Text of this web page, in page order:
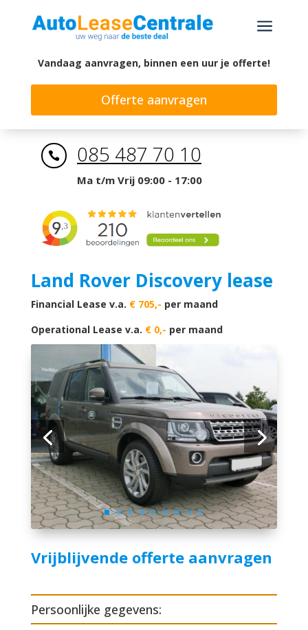
a
Vandaag aanvragen, binnen een uur je offerte!
Offerte aanvragen
 085 487 70 10
Ma t/m Vrij 09:00 - 17:00
Land Rover Discovery lease
Financial Lease v.a. € 705,- per maand
Operational Lease v.a. € 0,- per maand
Vrijblijvende offerte aanvragen
Persoonlijke gegevens: